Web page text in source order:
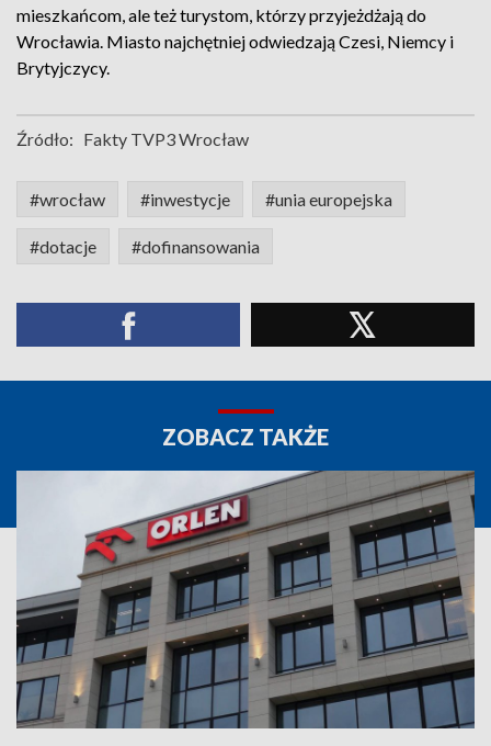
mieszkańcom, ale też turystom, którzy przyjeżdżają do
Wrocławia. Miasto najchętniej odwiedzają Czesi, Niemcy i
Brytyjczycy.
Źródło: Fakty TVP3 Wrocław
#wrocław #inwestycje #unia europejska
#dotacje #dofinansowania
ZOBACZ TAKŻE